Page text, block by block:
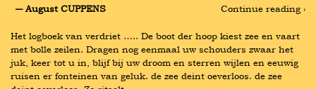
― August CUPPENS
Continue reading ›
Het logboek van verdriet ….. De boot der hoop kiest zee en vaart
met bolle zeilen. Dragen nog eenmaal uw schouders zwaar het
juk, keer tot u in, blijf bij uw droom en sterren wijlen en eeuwig
ruisen er fonteinen van geluk. de zee deint oeverloos. de zee